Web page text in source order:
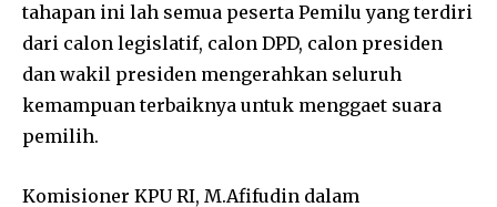
tahapan ini lah semua peserta Pemilu yang terdiri
dari calon legislatif, calon DPD, calon presiden
dan wakil presiden mengerahkan seluruh
kemampuan terbaiknya untuk menggaet suara
pemilih.
Komisioner KPU RI, M.Afifudin dalam